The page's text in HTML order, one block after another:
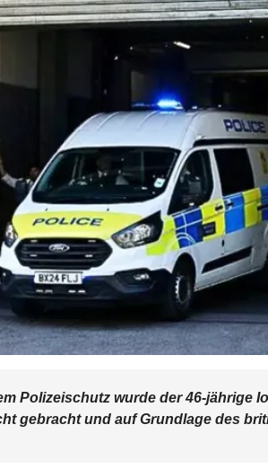
Polizeischutz wurde der 46-jährige
gebracht und auf Grundlage des